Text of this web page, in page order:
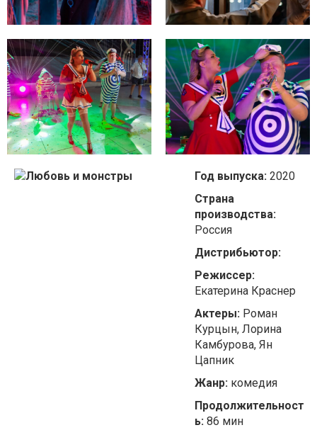
Год выпуска: 2020
Страна
производства:
Россия
Дистрибьютор:
Режиссер:
Екатерина Краснер
Актеры: Роман
Курцын, Лорина
Камбурова, Ян
Цапник
Жанр: комедия
Продолжительност
ь: 86 мин